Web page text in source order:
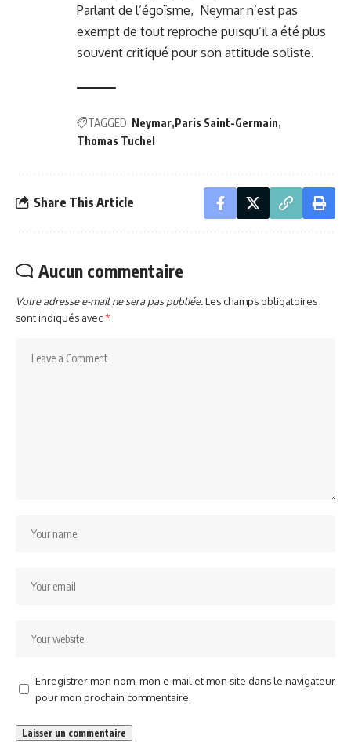
Parlant de l’égoïsme, Neymar n’est pas
exempt de tout reproche puisqu’il a été plus
souvent critiqué pour son attitude soliste.
TAGGED: Neymar Paris Saint-Germain
Thomas Tuchel
Share This Article
Aucun commentaire
Votre adresse e-mail ne sera pas publiée.Les champs obligatoires
sont indiqués avec*
Enregistrer mon nom, mon e-mail et mon site dans le navigateur
pour mon prochain commentaire.